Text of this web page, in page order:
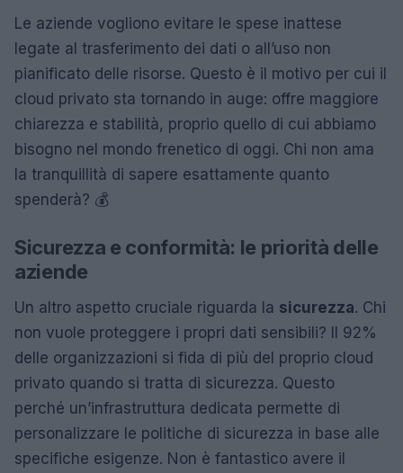
Le aziende vogliono evitare le spese inattese
legate al trasferimento dei dati o all’uso non
pianificato delle risorse. Questo è il motivo per cui il
cloud privato sta tornando in auge: offre maggiore
chiarezza e stabilità, proprio quello di cui abbiamo
bisogno nel mondo frenetico di oggi. Chi non ama
la tranquillità di sapere esattamente quanto
spenderà? 💰
Sicurezza e conformità: le priorità delle
aziende
Un altro aspetto cruciale riguarda la sicurezza. Chi
non vuole proteggere i propri dati sensibili? Il 92%
delle organizzazioni si fida di più del proprio cloud
privato quando si tratta di sicurezza. Questo
perché un’infrastruttura dedicata permette di
personalizzare le politiche di sicurezza in base alle
specifiche esigenze. Non è fantastico avere il